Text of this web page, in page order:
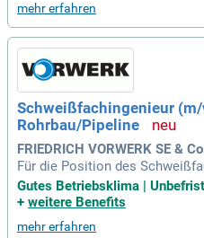
lerweise in Schiffbau oder
etzt. Ein fundiertes
deren praktische Anwendung
ozessbewusstes Handeln
on
e Rahmenbedingungen,
nem umfassenden
mehr erfahren
Schweißfachingenieur
Rohrbau/Pipeline
FRIEDRICH VORWERK SE &
Für die Position des
hrbau/Pipeline in Halle (Saale)
fte. Diese Vollzeitstelle
ren Aufgaben gehören die
Gutes Betriebsklima |
+ weitere Benefits
mehr erfahren